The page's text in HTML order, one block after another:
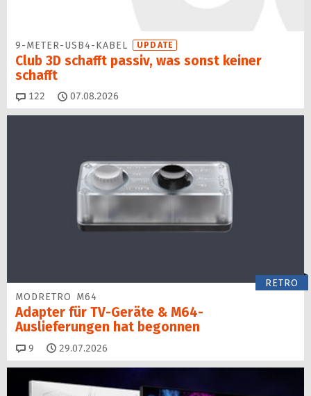
9-METER-USB4-KABEL UPDATE
Club 3D schafft passiv, was sonst keiner
schafft
122 Kommentare
07.08.2026
RETRO
MODRETRO M64
Adapter für TV-Geräte & M64-
Auslieferungen hat begon­nen
9 Kommentare
29.07.2026